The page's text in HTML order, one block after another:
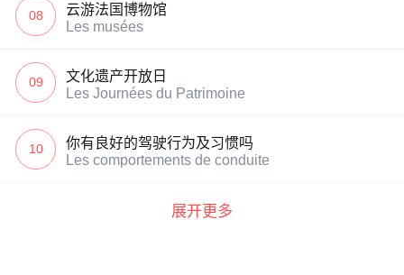
08
云游法国博物馆
Les musées
09
文化遗产开放日
Les Journées du Patrimoine
10
你有良好的驾驶行为及习惯吗
Les comportements de conduite
展开更多